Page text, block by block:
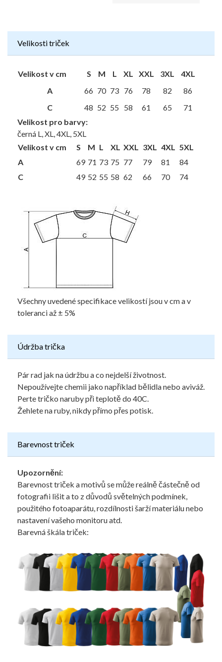
Velikosti triček
Velikost v cm S M L XL XXL 3XL
4XL
A
66 70 73 76 78 82
86
C
48 52 55 58 61 65
71
Velikost pro barvy:
černá L, XL, 4XL, 5XL
Velikost v cm
S M L XL XXL 3XL 4XL 5XL
A
69 71 73 75 77 79 81
84
C
49 52 55 58 62 66 70 74
Všechny uvedené specifikace velikostí jsou v cm a v
toleranci až ± 5%
Údržba trička
Pár rad jak na údržbu a co nejdelší životnost.
Nepoužívejte chemii jako například bělidla nebo aviváž.
Perte tričko naruby při teplotě do 40C.
Žehlete na ruby, nikdy přímo přes potisk.
Barevnost triček
Upozornění:
Barevnost triček a motivů se může reálně částečně od
fotografii lišit a to z důvodů světelných podmínek,
použitého fotoaparátu, rozdílnosti šarží materiálu nebo
nastavení vašeho monitoru atd.
Barevná škála triček: